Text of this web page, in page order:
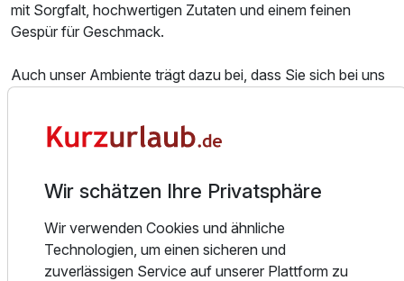
mit Sorgfalt, hochwertigen Zutaten und einem feinen
Gespür für Geschmack.
Auch unser Ambiente trägt dazu bei, dass Sie sich bei uns
ist – perfekt für entspannte Abende, besondere Anlässe
Ob aus der direkten Umgebung oder aus Winterberg – wir
laden Sie herzlich ein, uns zu besuchen und eine
genussvolle Auszeit bei uns zu erleben.
Wir schätzen Ihre Privatsphäre
Wir verwenden Cookies und ähnliche
Technologien, um einen sicheren und
zuverlässigen Service auf unserer Plattform zu